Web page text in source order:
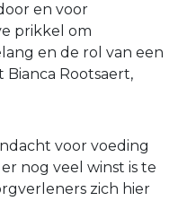
en voor
prikkel om
en de rol van een
Bianca Rootsaert,
voor voeding
nog veel winst is te
zich hier